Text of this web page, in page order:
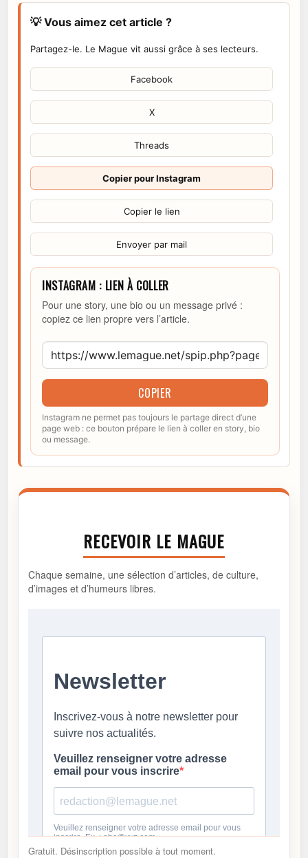
💡 Vous aimez cet article ?
Partagez-le. Le Mague vit aussi grâce à ses lecteurs.
Facebook
X
Threads
Copier pour Instagram
Copier le lien
Envoyer par mail
INSTAGRAM : LIEN À COLLER
Pour une story, une bio ou un message privé :
copiez ce lien propre vers l’article.
COPIER
Instagram ne permet pas toujours le partage direct d’une
page web : ce bouton prépare le lien à coller en story, bio
ou message.
RECEVOIR LE MAGUE
Chaque semaine, une sélection d’articles, de culture,
d’images et d’humeurs libres.
Gratuit. Désinscription possible à tout moment.